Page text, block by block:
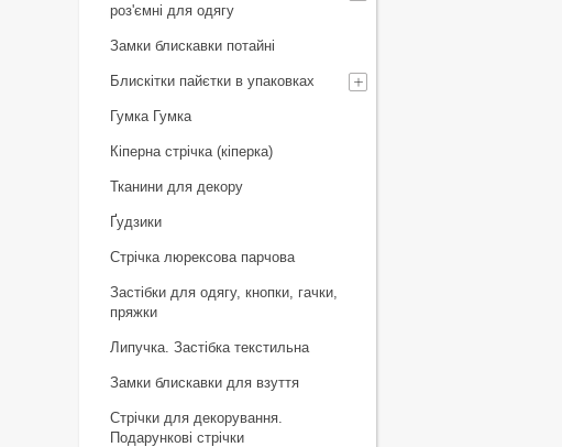
роз'ємні для одягу
Замки блискавки потайні
Блискітки пайєтки в упаковках
Гумка Гумка
Кіперна стрічка (кіперка)
Тканини для декору
Ґудзики
Стрічка люрексова парчова
Застібки для одягу, кнопки, гачки,
пряжки
Липучка. Застібка текстильна
Замки блискавки для взуття
Стрічки для декорування.
Подарункові стрічки